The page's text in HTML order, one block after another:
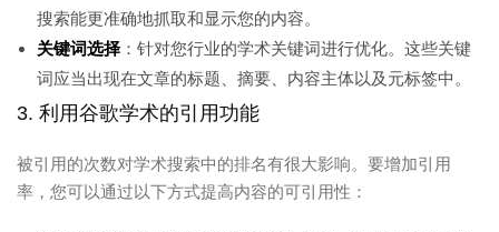
搜索能更准确地抓取和显示您的内容。
关键词选择 ：针对您行业的学术关键词进行优化。这些关键
词应当出现在文章的标题、摘要、内容主体以及元标签中。
3. 利用谷歌学术的引用功能
被引用的次数对学术搜索中的排名有很大影响。要增加引用
率，您可以通过以下方式提高内容的可引用性：